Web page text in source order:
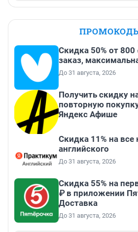
Скидка 50% от
заказ,
До 31 августа, 2026
Получить скидку
повторную
Яндекс Афише
Скидка 11% на все
английского
До 31 августа, 2026
Скидка 55% на
₽ в приложении
Доставка
До 31 августа, 2026